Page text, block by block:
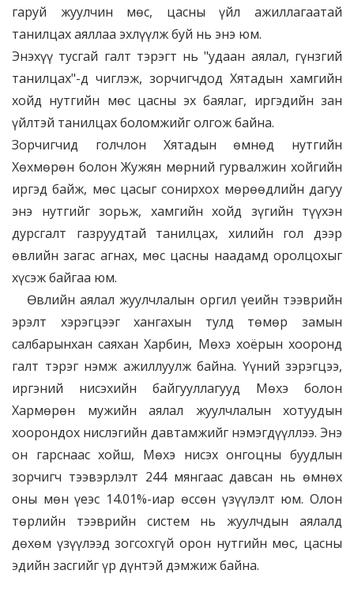
гаруй жуулчин мөс, цасны үйл ажиллагаатай
танилцах аяллаа эхлүүлж буй нь энэ юм.
Энэхүү тусгай галт тэрэгт нь "удаан аялал, гүнзгий
танилцах"-д чиглэж, зорчигчдод Хятадын хамгийн
хойд нутгийн мөс цасны эх баялаг, иргэдийн зан
үйлтэй танилцах боломжийг олгож байна.
Зорчигчид голчлон Хятадын өмнөд нутгийн
Хөхмөрөн болон Жужян мөрний гурвалжин хойгийн
иргэд байж, мөс цасыг сонирхох мөрөөдлийн дагуу
энэ нутгийг зорьж, хамгийн хойд зүгийн түүхэн
дурсгалт газруудтай танилцах, хилийн гол дээр
өвлийн загас агнах, мөс цасны наадамд оролцохыг
хүсэж байгаа юм.
Өвлийн аялал жуулчлалын оргил үеийн тээврийн
эрэлт хэрэгцээг хангахын тулд төмөр замын
салбарынхан саяхан Харбин, Мөхэ хоёрын хооронд
галт тэрэг нэмж ажиллуулж байна. Үүний зэрэгцээ,
иргэний нисэхийн байгууллагууд Мөхэ болон
Хармөрөн мужийн аялал жуулчлалын хотуудын
хоорондох нислэгийн давтамжийг нэмэгдүүллээ. Энэ
он гарснаас хойш, Мөхэ нисэх онгоцны буудлын
зорчигч тээвэрлэлт 244 мянгаас давсан нь өмнөх
оны мөн үеэс 14.01%-иар өссөн үзүүлэлт юм. Олон
төрлийн тээврийн систем нь жуулчдын аялалд
дөхөм үзүүлээд зогсохгүй орон нутгийн мөс, цасны
эдийн засгийг үр дүнтэй дэмжиж байна.